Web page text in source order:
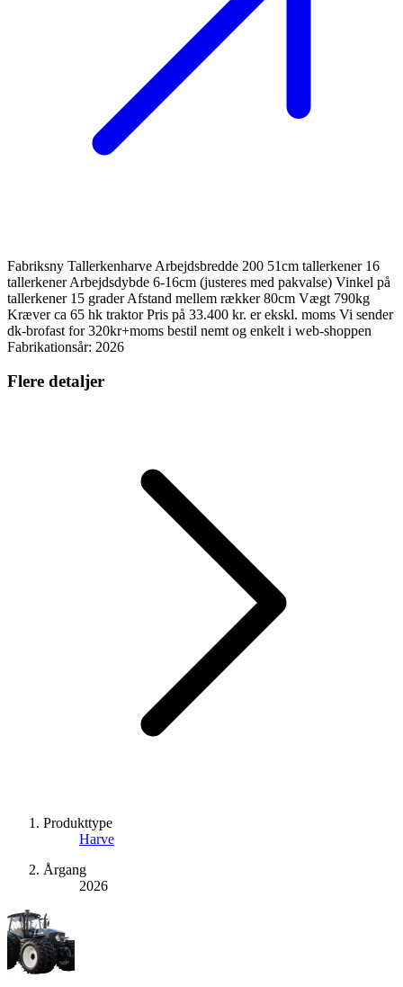
Fabriksny Tallerkenharve Arbejdsbredde 200 51cm tallerkener 16
tallerkener Arbejdsdybde 6-16cm (justeres med pakvalse) Vinkel på
tallerkener 15 grader Afstand mellem rækker 80cm Vægt 790kg
Kræver ca 65 hk traktor Pris på 33.400 kr. er ekskl. moms Vi sender
dk-brofast for 320kr+moms bestil nemt og enkelt i web-shoppen
Fabrikationsår: 2026
Flere detaljer
Produkttype
Harve
Årgang
2026